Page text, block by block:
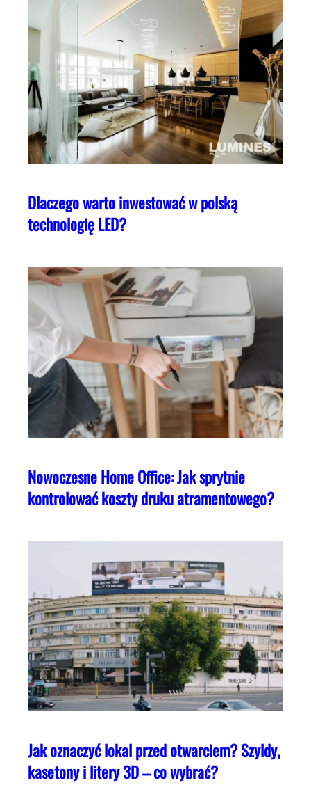
Dlaczego warto inwestować w polską
technologię LED?
Nowoczesne Home Office: Jak sprytnie
kontrolować koszty druku atramentowego?
Jak oznaczyć lokal przed otwarciem? Szyldy,
kasetony i litery 3D – co wybrać?